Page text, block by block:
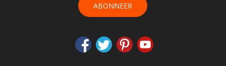
ABONNEER